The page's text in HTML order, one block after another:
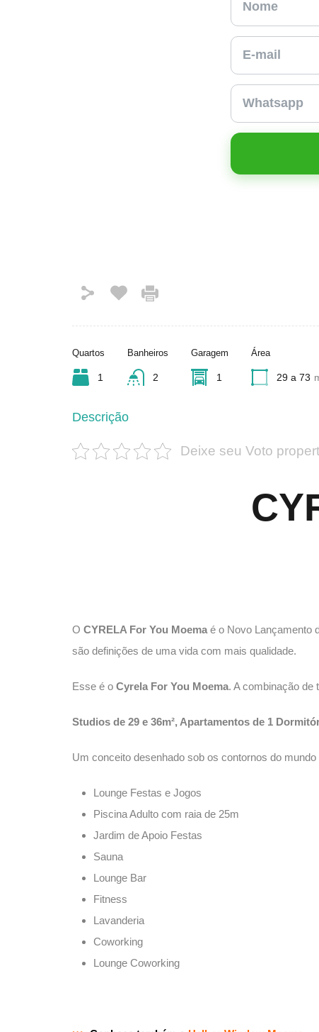
Quartos
1
Banheiros
2
Garagem
1
Área
29 a 73
Descrição
Deixe seu Voto
O CYRELA For You Moema é o Novo Lançamento
são definições de uma vida com mais qualidade.
Esse é o Cyrela For You Moema. A combinação de
Studios de 29 e 36m², Apartamentos de 1
Um conceito desenhado sob os contornos do mundo
Lounge Festas e Jogos
Piscina Adulto com raia de 25m
Jardim de Apoio Festas
Sauna
Lounge Bar
Fitness
Lavanderia
Coworking
Lounge Coworking